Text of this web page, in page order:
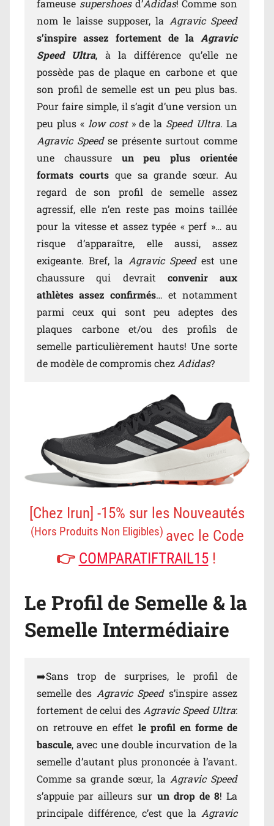
fameuse supershoes d’Adidas! Comme son
nom le laisse supposer, la Agravic Speed
s’inspire assez fortement de la Agravic
Speed Ultra, à la différence qu’elle ne
possède pas de plaque en carbone et que
son profil de semelle est un peu plus bas.
Pour faire simple, il s’agit d’une version un
peu plus « low cost» de la Speed Ultra. La
Agravic Speedse présente surtout comme
une chaussure un peu plus orientée
formats courtsque sa grande sœur. Au
regard de son profil de semelle assez
agressif, elle n’en reste pas moins taillée
pour la vitesse et assez typée « perf »… au
risque d’apparaître, elle aussi, assez
exigeante. Bref, la Agravic Speedest une
chaussure qui devrait convenir aux
athlètes assez confirmés… et notamment
parmi ceux qui sont peu adeptes des
plaques carbone et/ou des profils de
semelle particulièrement hauts! Une sorte
de modèle de compromis chezAdidas?
[Chez Irun] -15% sur les Nouveautés
(Hors Produits Non Eligibles) avec le Code
👉 COMPARATIFTRAIL15!
Le Profil de Semelle & la
Semelle Intermédiaire
➡️Sans trop de surprises, le profil de
semelle des Agravic Speeds’inspire assez
fortement de celui desAgravic Speed Ultra:
on retrouve en effet le profil en forme de
bascule, avec une double incurvation de la
semelle d’autant plus prononcée à l’avant.
Comme sa grande sœur, la Agravic Speed
s’appuie par ailleurs sur un drop de 8! La
principale différence, c’est que la Agravic